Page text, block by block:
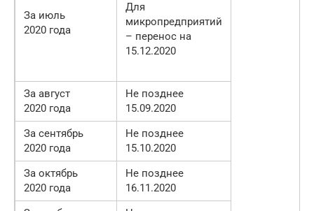
За июль
2020 года
Для
микропредприятий
– перенос на
15.12.2020
За август
2020 года
Не позднее
15.09.2020
За сентябрь
2020 года
Не позднее
15.10.2020
За октябрь
2020 года
Не позднее
16.11.2020